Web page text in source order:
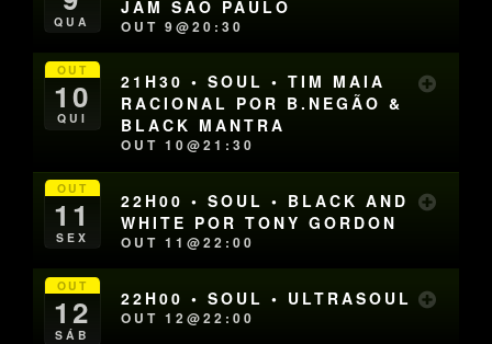
QUA
JAM SÃO PAULO
OUT 9@20:30
OUT
10
QUI
21H30 • SOUL • TIM MAIA
RACIONAL POR B.NEGÃO &
BLACK MANTRA
OUT 10@21:30
OUT
11
SEX
22H00 • SOUL • BLACK AND
WHITE POR TONY GORDON
OUT 11@22:00
OUT
12
SÁB
22H00 • SOUL • ULTRASOUL
OUT 12@22:00